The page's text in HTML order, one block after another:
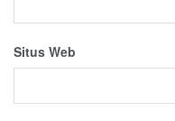
Situs Web